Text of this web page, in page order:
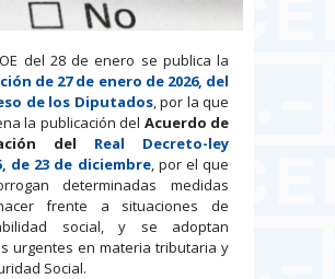
del 28 de enero se publica la
de 27 de enero de 2026, del
de los Diputados, por la que
la publicación del Acuerdo de
del Real Decreto-ley
de 23 de diciembre, por el que
determinadas medidas
frente a situaciones de
social, y se adoptan
urgentes en materia tributaria y
Social.